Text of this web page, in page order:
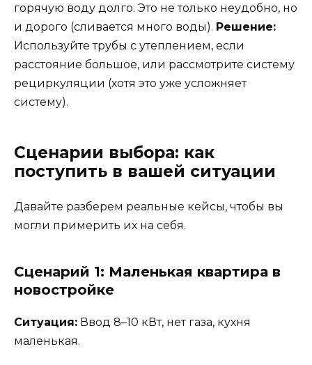
горячую воду долго. Это не только неудобно, но
и дорого (сливается много воды). Решение:
Используйте трубы с утеплением, если
расстояние большое, или рассмотрите систему
рециркуляции (хотя это уже усложняет
систему).
Сценарии выбора: как
поступить в вашей ситуации
Давайте разберем реальные кейсы, чтобы вы
могли примерить их на себя.
Сценарий 1: Маленькая квартира в
новостройке
Ситуация: Ввод 8–10 кВт, нет газа, кухня
маленькая.